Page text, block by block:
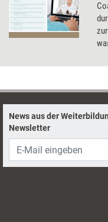
News aus der
Newsletter